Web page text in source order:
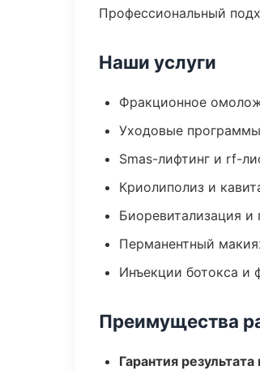
Профессиональный
Наши услуги
Фракционное
Уходовые
Smas-лифтинг и rf-
Криолиполиз и
Биоревитализация и
Перманентный
Инъекции ботокса и
Преимущества
Гарантия